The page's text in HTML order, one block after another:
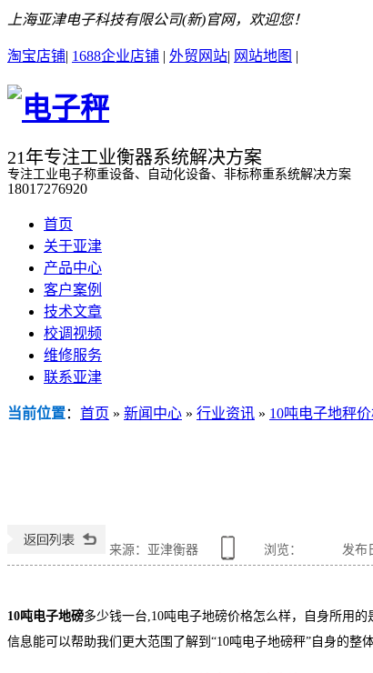
上海亚津电子科技有限公司(新)官网，欢迎您！
淘宝店铺| 1688企业店铺 | 外贸网站| 网站地图 |
21年专注工业衡器系统解决方案
专注工业电子称重设备、自动化设备、非标称重系统解决方案
18017276920
首页
关于亚津
产品中心
客户案例
技术文章
校调视频
维修服务
联系亚津
当前位置： 首页 » 新闻中心 » 行业资讯 » 10吨电子地秤
来源：亚津衡器 浏览： 发布
10吨电子地磅多少钱一台,10吨电子地磅价格怎么样，自身所用
信息能可以帮助我们更大范围了解到“10吨电子地磅秤”自身的